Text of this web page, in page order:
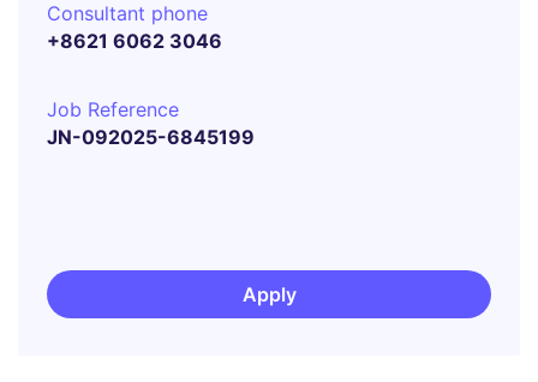
Consultant phone
+8621 6062 3046
Job Reference
JN-092025-6845199
Apply